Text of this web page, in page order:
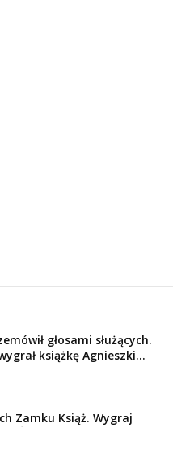
głosami służących.
książkę Agnieszki...
Zamku Książ. Wygraj